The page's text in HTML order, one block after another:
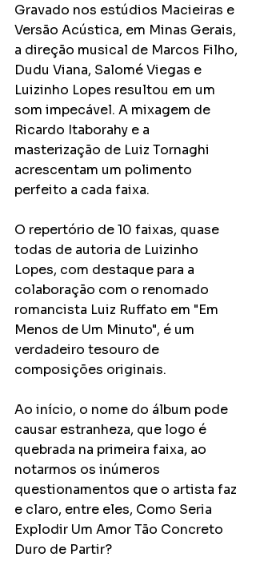
Gravado nos estúdios Macieiras e
Versão Acústica, em Minas Gerais,
a direção musical de Marcos Filho,
Dudu Viana, Salomé Viegas e
Luizinho Lopes resultou em um
som impecável. A mixagem de
Ricardo Itaborahy e a
masterização de Luiz Tornaghi
acrescentam um polimento
perfeito a cada faixa.
O repertório de 10 faixas, quase
todas de autoria de Luizinho
Lopes, com destaque para a
colaboração com o renomado
romancista Luiz Ruffato em "Em
Menos de Um Minuto", é um
verdadeiro tesouro de
composições originais.
Ao início, o nome do álbum pode
causar estranheza, que logo é
quebrada na primeira faixa, ao
notarmos os inúmeros
questionamentos que o artista faz
e claro, entre eles, Como Seria
Explodir Um Amor Tão Concreto
Duro de Partir?